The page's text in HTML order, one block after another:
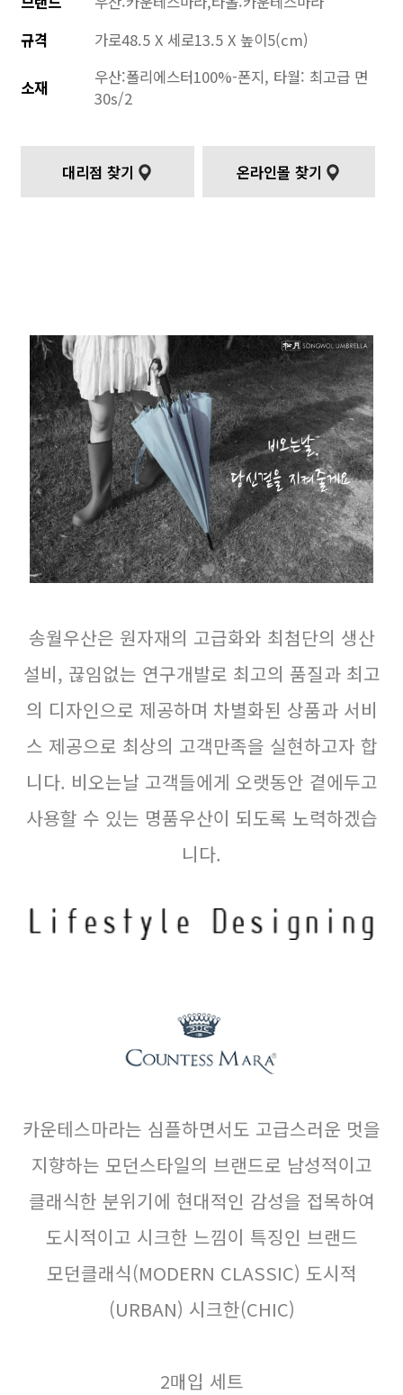
규격
가로48.5 X 세로13.5 X 높이5(cm)
소재
우산:폴리에스터100%-폰지, 타월: 최고급 면
30s/2
대리점 찾기 온라인몰 찾기
송월우산은 원자재의 고급화와 최첨단의 생산
설비, 끊임없는 연구개발로 최고의 품질과 최고
의 디자인으로 제공하며 차별화된 상품과 서비
스 제공으로 최상의 고객만족을 실현하고자 합
니다. 비오는날 고객들에게 오랫동안 곁에두고
사용할 수 있는 명품우산이 되도록 노력하겠습
니다.
카운테스마라는 심플하면서도 고급스러운 멋을
지향하는 모던스타일의 브랜드로 남성적이고
클래식한 분위기에 현대적인 감성을 접목하여
도시적이고 시크한 느낌이 특징인 브랜드
모던클래식(MODERN CLASSIC) 도시적
(URBAN) 시크한(CHIC)
2매입 세트